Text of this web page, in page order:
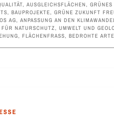
, AUSGLEICHSFLÄCHEN, GRÜNES
, BAUPROJEKTE, GRÜNE ZUKUNFT
AG, ANPASSUNG AN DEN
NATURSCHUTZ, UMWELT UND
, FLÄCHENFRASS , BEDROHTE